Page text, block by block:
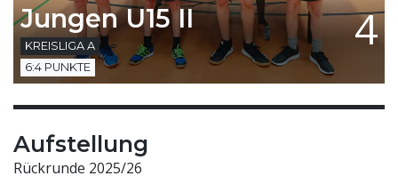
Jungen U15 II
KREISLIGA A 4
6:4 PUNKTE
Aufstellung
Rückrunde 2025/26